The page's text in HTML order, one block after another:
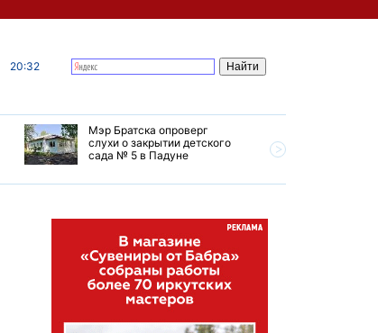
20:32
Мэр Братска опроверг
слухи о закрытии детского
сада № 5 в Падуне